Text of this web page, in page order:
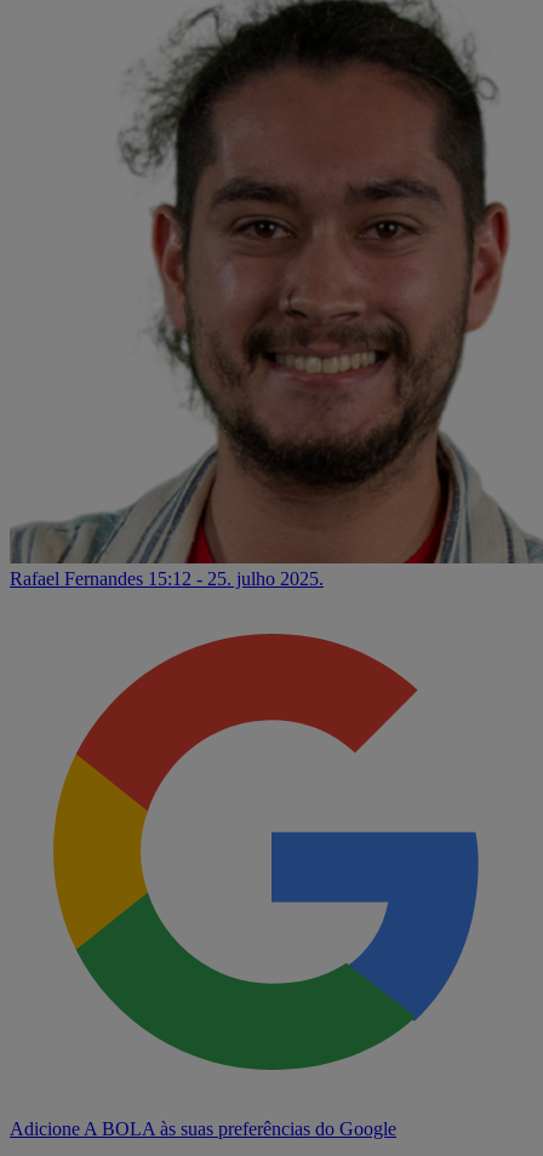
Rafael Fernandes 15:12 - 25. julho 2025.
Adicione A BOLA às suas preferências do Google